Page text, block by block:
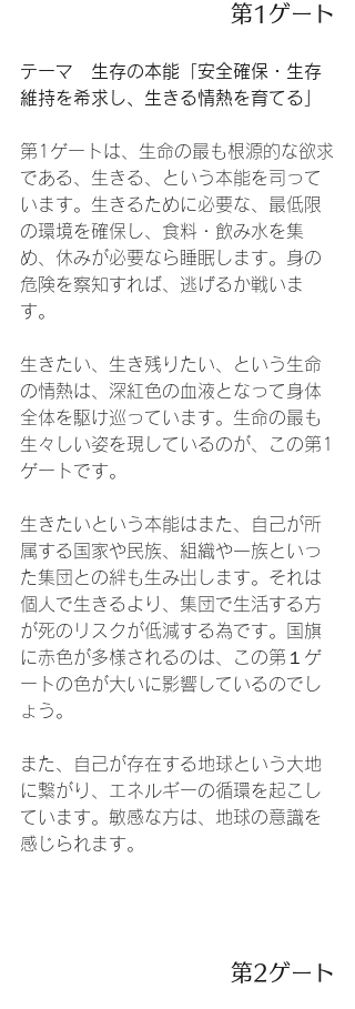
第1ゲート
テーマ　生存の本能「安全確保・生存
維持を希求し、生きる情熱を育てる」
第1ゲートは、生命の最も根源的な欲求
である、生きる、という本能を司って
います。生きるために必要な、最低限
の環境を確保し、食料・飲み水を集
め、休みが必要なら睡眠します。身の
危険を察知すれば、逃げるか戦いま
す。
生きたい、生き残りたい、という生命
の情熱は、深紅色の血液となって身体
全体を駆け巡っています。生命の最も
生々しい姿を現しているのが、この第1
ゲートです。
生きたいという本能はまた、自己が所
属する国家や民族、組織や一族といっ
た集団との絆も生み出します。それは
個人で生きるより、集団で生活する方
が死のリスクが低減する為です。国旗
に赤色が多様されるのは、この第１ゲ
ートの色が大いに影響しているのでし
ょう。
また、自己が存在する地球という大地
に繋がり、エネルギーの循環を起こし
ています。敏感な方は、地球の意識を
感じられます。
第2ゲート